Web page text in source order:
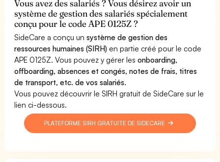
Vous avez des salariés ? Vous désirez avoir un
système de gestion des salariés spécialement
conçu pour le code APE 0125Z ?
SideCare a conçu unsystème de gestion des
ressources humaines (SIRH) en partie créé pour le code
APE 0125Z. Vous pouvez y gérer lesonboarding,
offboarding, absences et congés, notes de frais, titres
de transport, etc. de vos salariés.
Vous pouvez découvrir le SIRH gratuit de SideCare sur le
lien ci-dessous.
PLATEFORME SIRH GRATUITE DE SIDECARE